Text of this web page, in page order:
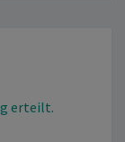
erteilt.